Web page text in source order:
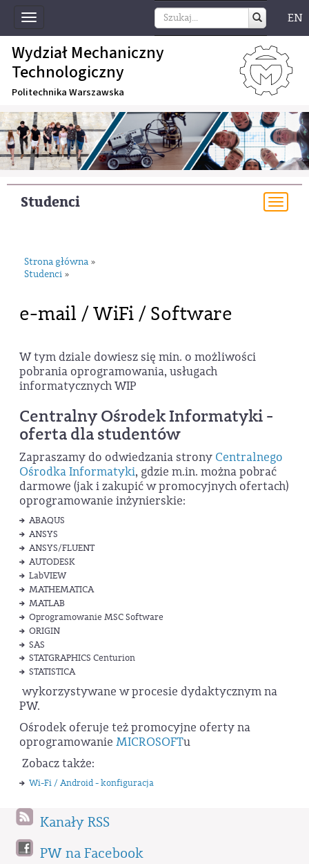
Toggle
navigation
EN
Wydział Mechaniczny
Technologiczny
Politechnika Warszawska
Studenci
Strona główna »
Studenci »
e-mail / WiFi / Software
W tym dziale dowiesz się min. o możliwości
pobrania oprogramowania, usługach
informatycznych WIP
Centralny Ośrodek Informatyki -
oferta dla studentów
Zapraszamy do odwiedzania strony Centralnego
Ośrodka Informatyki, gdzie m.in. można pobrać
darmowe (jak i zakupić w promocyjnych ofertach)
oprogramowanie inżynierskie:
ABAQUS
ANSYS
ANSYS/FLUENT
AUTODESK
LabVIEW
MATHEMATICA
MATLAB
Oprogramowanie MSC Software
ORIGIN
SAS
STATGRAPHICS Centurion
STATISTICA
wykorzystywane w procesie dydaktycznym na
PW.
Ośrodek oferuje też promocyjne oferty na
oprogramowanie MICROSOFTu
Zobacz także:
Wi-Fi / Android - konfiguracja
Kanały RSS
PW na Facebook